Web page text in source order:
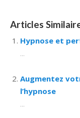
Articles
Hypnose et
Augmentez
l’hypnose